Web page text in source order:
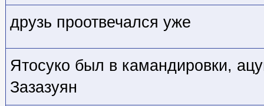
друзь проотвечался уже
Ятосуко был в камандировки,
Зазазуян